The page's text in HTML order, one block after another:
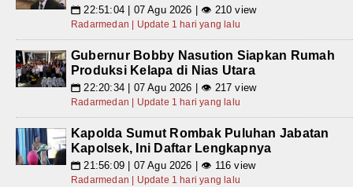
📅 22:51:04 | 07 Agu 2026 | 👁 210 view
Radarmedan | Update 1 hari yang lalu
Gubernur Bobby Nasution Siapkan Rumah
Produksi Kelapa di Nias Utara
📅 22:20:34 | 07 Agu 2026 | 👁 217 view
Radarmedan | Update 1 hari yang lalu
Kapolda Sumut Rombak Puluhan Jabatan
Kapolsek, Ini Daftar Lengkapnya
📅 21:56:09 | 07 Agu 2026 | 👁 116 view
Radarmedan | Update 1 hari yang lalu